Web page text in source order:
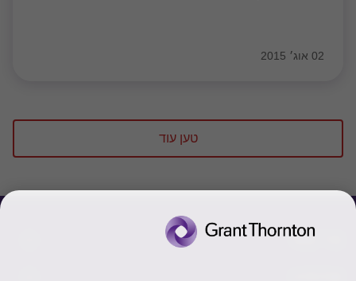
02 אוג׳ 2015
טען עוד
צור קשר